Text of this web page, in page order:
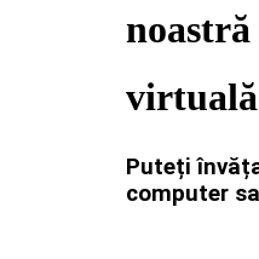
noastră
virtuală
Puteți
computer